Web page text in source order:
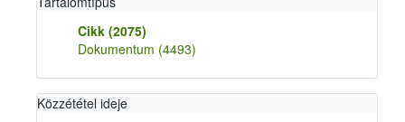
Cikk (2075)
Dokumentum (4493)
Közzététel ideje